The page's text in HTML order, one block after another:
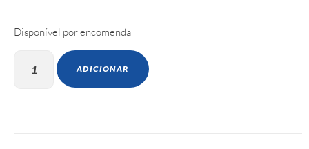
Disponível por encomenda
ADICIONAR